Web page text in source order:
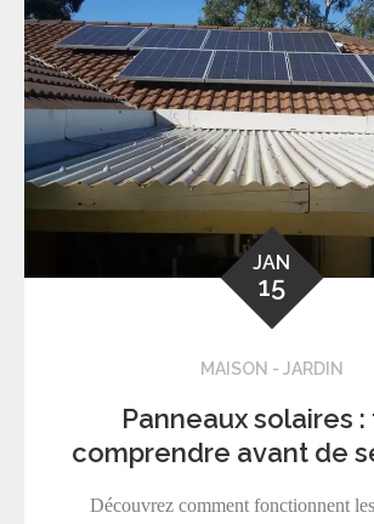
JAN
15
MAISON - JARDIN
Panneaux solaires
comprendre avant de
Découvrez comment fonctionnent